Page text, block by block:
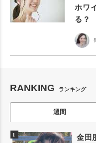
ホワ
る？
RANKING ランキング
週間
金田